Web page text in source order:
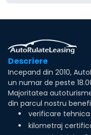
Descriere
Incepand din 2010,
un numar de peste
Majoritatea
din parcul nostru
verificare
kilometraj